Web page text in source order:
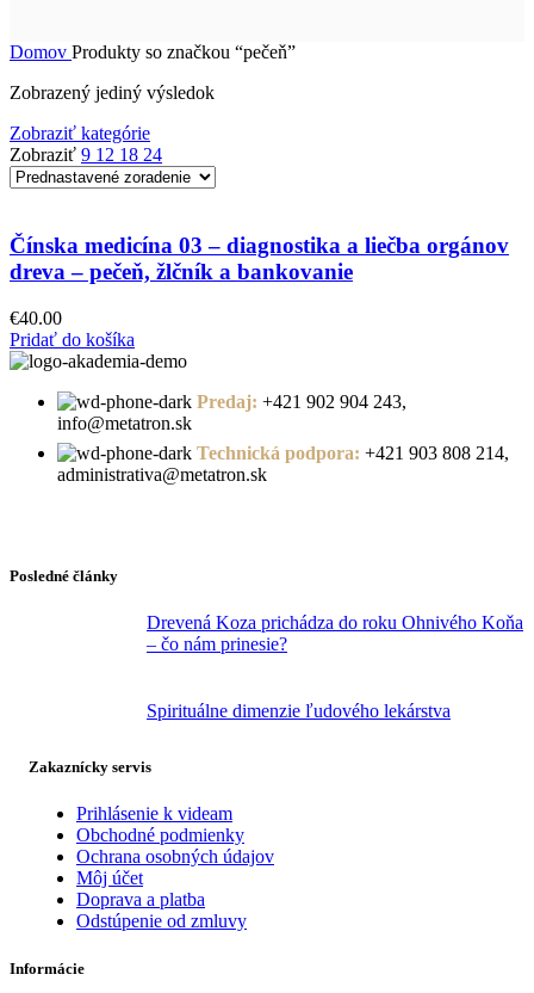
Domov Produkty so značkou “pečeň”
Zobrazený jediný výsledok
Zobraziť kategórie
Zobraziť 9 12 18 24
Čínska medicína 03 – diagnostika a liečba orgánov
dreva – pečeň, žlčník a bankovanie
€40.00
Pridať do košíka
Predaj: +421 902 904 243,
info@metatron.sk
Technická podpora: +421 903 808 214,
administrativa@metatron.sk
Posledné články
Drevená Koza prichádza do roku Ohnivého Koňa
– čo nám prinesie?
Spirituálne dimenzie ľudového lekárstva
Zakaznícky servis
Prihlásenie k videam
Obchodné podmienky
Ochrana osobných údajov
Môj účet
Doprava a platba
Odstúpenie od zmluvy
Informácie